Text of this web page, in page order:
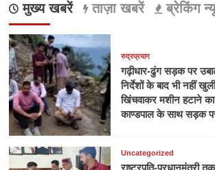
मुख्य खबरें ताज़ा खबरें ब्रेकिंग
रुद्रप्रयाग
गढ़ीधार-ढुंग सड़क पर
निर्देशों के बाद भी नहीं
खिंचवाकर मशीन हटाने
काण्डपाल के साथ सड़क
Uncategorized